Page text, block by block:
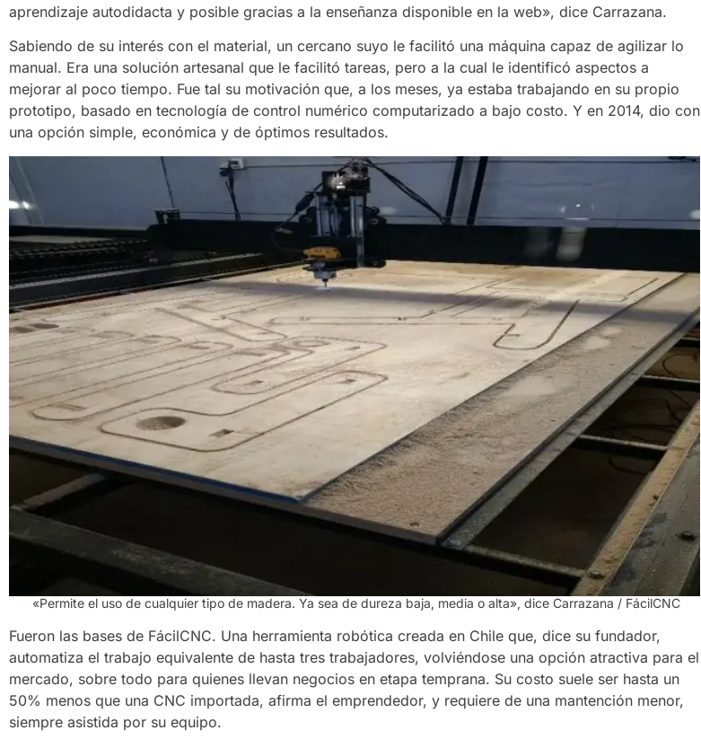
aprendizaje autodidacta y posible gracias a la enseñanza disponible en la web», dice Carrazana.
Sabiendo de su interés con el material, un cercano suyo le facilitó una máquina capaz de agilizar lo
manual. Era una solución artesanal que le facilitó tareas, pero a la cual le identificó aspectos a
mejorar al poco tiempo. Fue tal su motivación que, a los meses, ya estaba trabajando en su propio
prototipo, basado en tecnología de control numérico computarizado a bajo costo. Y en 2014, dio con
una opción simple, económica y de óptimos resultados.
«Permite el uso de cualquier tipo de madera. Ya sea de dureza baja, media o alta», dice Carrazana / FácilCNC
Fueron las bases de FácilCNC. Una herramienta robótica creada en Chile que, dice su fundador,
automatiza el trabajo equivalente de hasta tres trabajadores, volviéndose una opción atractiva para el
mercado, sobre todo para quienes llevan negocios en etapa temprana. Su costo suele ser hasta un
50% menos que una CNC importada, afirma el emprendedor, y requiere de una mantención menor,
siempre asistida por su equipo.